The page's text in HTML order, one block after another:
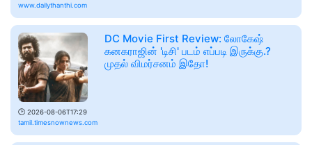
www.dailythanthi.com
🕑 2026-08-06T17:29
tamil.timesnownews.com
DC Movie First Review: லோகேஷ்
கனகராஜின் 'டிசி' படம் எப்படி இருக்கு.?
முதல் விமர்சனம் இதோ!